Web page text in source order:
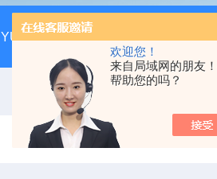
欢迎您！
来自局域网的朋友
帮助您的吗？
YUY-HJ520好氧堆肥实验装置|环境工